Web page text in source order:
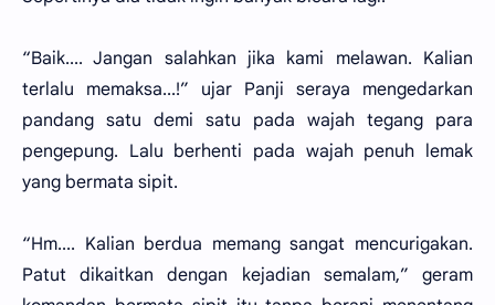
“Baik.... Jangan salahkan jika kami melawan. Kalian
terlalu memaksa...!” ujar Panji seraya mengedarkan
pandang satu demi satu pada wajah tegang para
pengepung. Lalu berhenti pada wajah penuh lemak
yang bermata sipit.
“Hm.... Kalian berdua memang sangat mencurigakan.
Patut dikaitkan dengan kejadian semalam,” geram